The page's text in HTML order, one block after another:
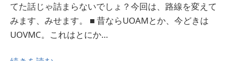
てた話じゃ詰まらないでしょ？今回は、路線を変えて
みます、みせます。 ■ 昔ならUOAMとか、今どきは
UOVMC。これはとにか…